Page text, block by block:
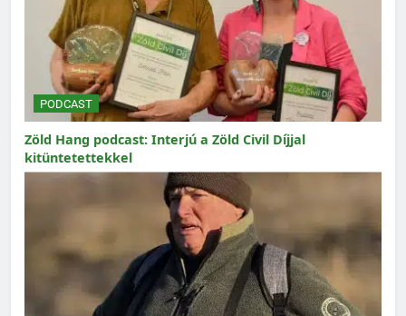
PODCAST
Zöld Hang podcast: Interjú a Zöld Civil Díjjal
kitüntetettekkel